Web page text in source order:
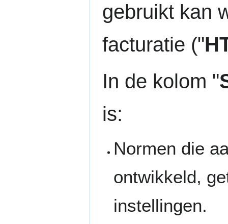
gebruikt kan
facturatie ("
In de kolom "
is:
Normen die
ontwikkeld,
instellingen.